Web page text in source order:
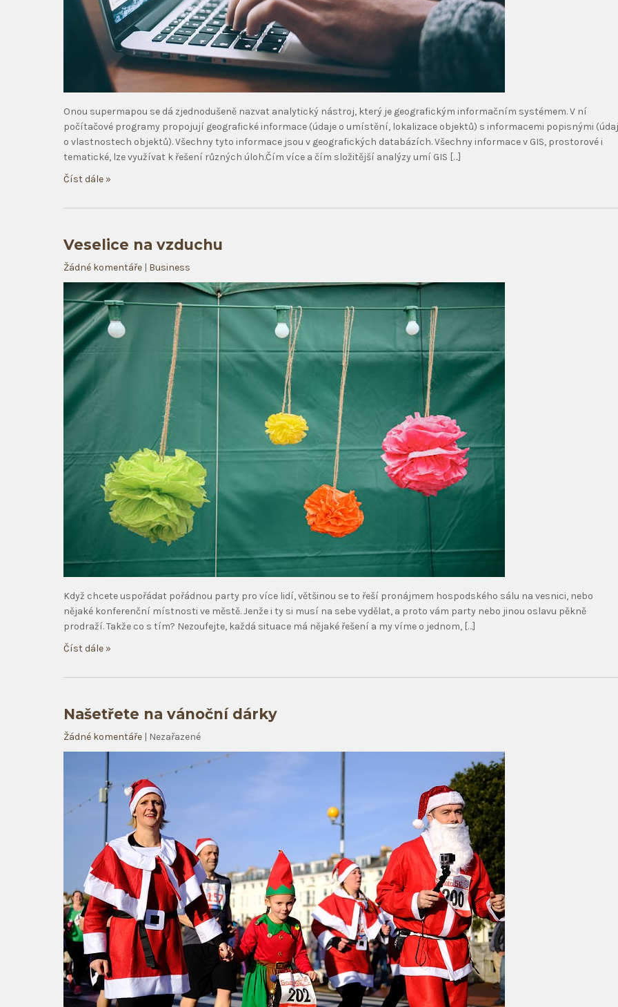
Onou supermapou se dá zjednodušeně nazvat analytický nástroj, který je geografickým informačním systémem. V ní
počítačové programy propojují geografické informace (údaje o umístění, lokalizace objektů) s informacemi popisnými
o vlastnostech objektů). Všechny tyto informace jsou v geografických databázích. Všechny informace v GIS, prostorové i
tematické, lze využívat k řešení různých úloh.Čím více a čím složitější analýzy umí GIS […]
Číst dále »
Veselice na vzduchu
Žádné komentáře | Business
Když chcete uspořádat pořádnou party pro více lidí, většinou se to řeší pronájmem hospodského sálu na vesnici, nebo
nějaké konferenční místnosti ve městě. Jenže i ty si musí na sebe vydělat, a proto vám party nebo jinou oslavu pěkně
prodraží. Takže co s tím? Nezoufejte, každá situace má nějaké řešení a my víme o jednom, […]
Číst dále »
Našetřete na vánoční dárky
Žádné komentáře | Nezařazené